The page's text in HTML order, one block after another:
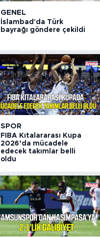
GENEL
İslambad'da Türk
bayrağı göndere çekildi
SPOR
FIBA Kıtalararası Kupa
2026’da mücadele
edecek takımlar belli
oldu